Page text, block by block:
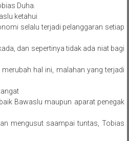
Duha.
ketahui
selalu terjadi pelanggaran setiap
dan sepertinya tidak ada niat bagi
hal ini, malahan yang terjadi
Bawaslu maupun aparat penegak
mengusut saampai tuntas, Tobias